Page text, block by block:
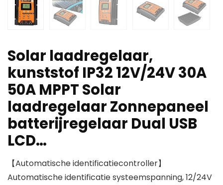
Solar laadregelaar,
kunststof IP32 12V/24V 30A
50A MPPT Solar
laadregelaar Zonnepaneel
batterijregelaar Dual USB
LCD…
【Automatische identificatiecontroller】
Automatische identificatie systeemspanning, 12/24V